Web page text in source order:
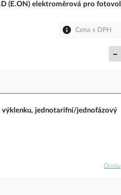
(E.ON) elektroměrová pro
Cena s DPH
výklenku, jednotarifní/jednofázový